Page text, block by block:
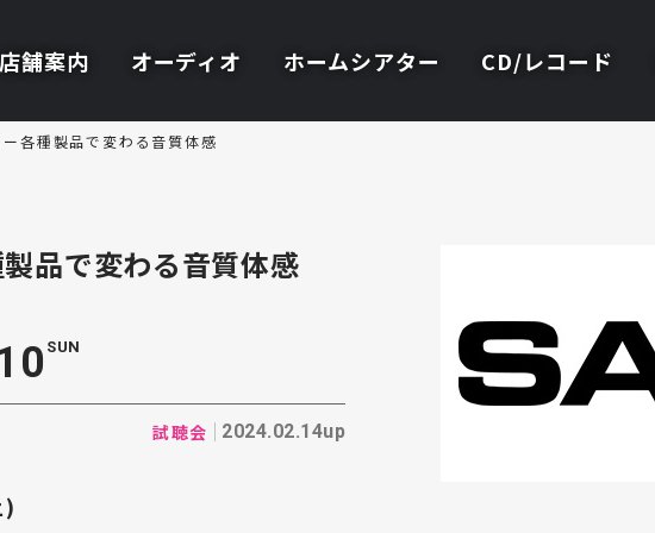
店舗案内 オーディオ ホームシアター CD/レコード
各種製品で変わる音質体感
品で変わる音質体感
SUN
試聴会 2024.02.14up